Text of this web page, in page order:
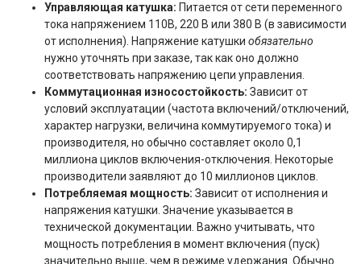
Управляющая катушка: Питается от сети переменного
тока напряжением 110В, 220 В или 380 В (в зависимости
от исполнения). Напряжение катушки обязательно
нужно уточнять при заказе, так как оно должно
соответствовать напряжению цепи управления.
Коммутационная износостойкость: Зависит от
условий эксплуатации (частота включений/отключений,
характер нагрузки, величина коммутируемого тока) и
производителя, но обычно составляет около 0,1
миллиона циклов включения-отключения. Некоторые
производители заявляют до 10 миллионов циклов.
Потребляемая мощность: Зависит от исполнения и
напряжения катушки. Значение указывается в
технической документации. Важно учитывать, что
мощность потребления в момент включения (пуск)
значительно выше, чем в режиме удержания. Обычно